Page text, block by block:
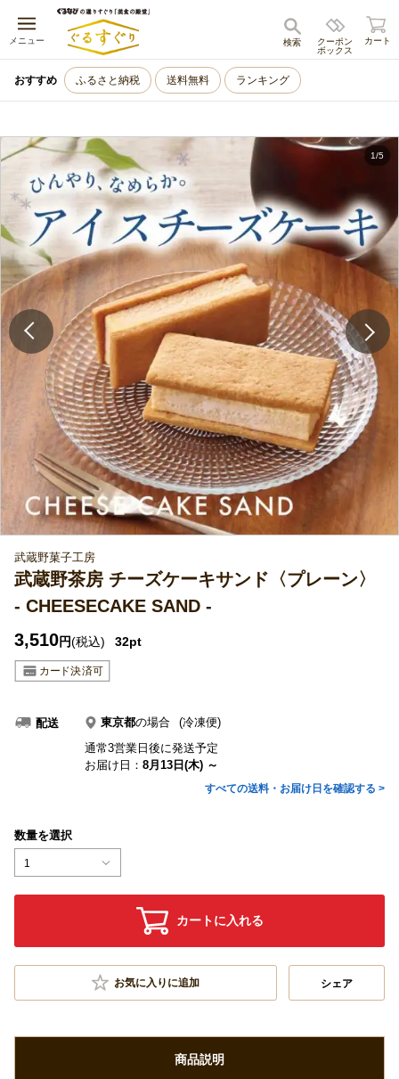
メニュー
キャンセル
クーポン
ボックス
検索 カート
おすすめ ふるさと納税 送料無料 ランキング
1/5
武蔵野菓子工房
武蔵野茶房 チーズケーキサンド〈プレーン〉
- CHEESECAKE SAND -
3,510円(税込) 32pt
配送 東京都の場合
(冷凍便)
通常3営業日後に発送予定
お届け日： 8月13日(木) ～
すべての送料・お届け日を確認する >
数量を選択
1
カートに入れる
お気に入りに追加 シェア
商品説明